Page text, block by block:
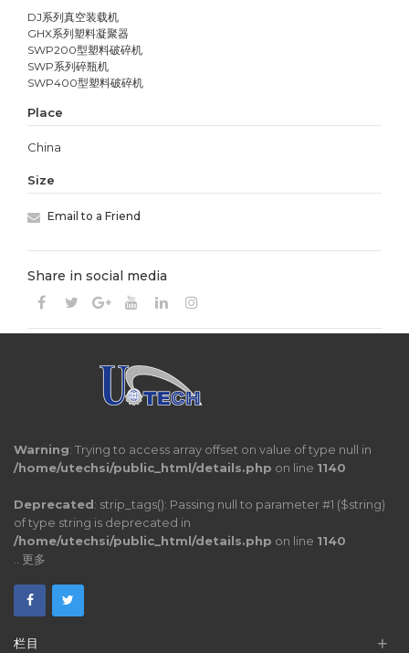
DJ系列真空装载机
GHX系列塑料凝聚器
SWP200型塑料破碎机
SWP系列碎瓶机
SWP400型塑料破碎机
Place
China
Size
Email to a Friend
Share in social media
Warning: Trying to access array offset on value of type null in
/home/utechsi/public_html/details.php on line 1140
Deprecated: strip_tags(): Passing null to parameter #1 ($string)
of type string is deprecated in
/home/utechsi/public_html/details.php on line 1140
更多
栏目 +